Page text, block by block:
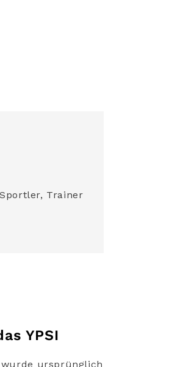
Trainer
YPSI
wurde ursprünglich